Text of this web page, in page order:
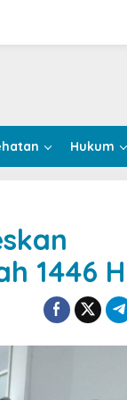
Hukum
1446 H